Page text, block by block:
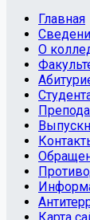
Главная
О